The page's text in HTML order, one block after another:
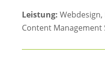
Leistung:
Content Management